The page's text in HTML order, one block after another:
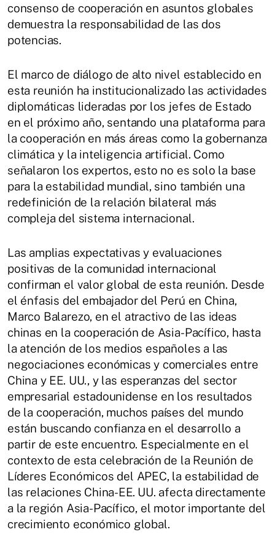
consenso de cooperación en asuntos globales
demuestra la responsabilidad de las dos
potencias.
El marco de diálogo de alto nivel establecido en
esta reunión ha institucionalizado las actividades
diplomáticas lideradas por los jefes de Estado
en el próximo año, sentando una plataforma para
la cooperación en más áreas como la gobernanza
climática y la inteligencia artificial. Como
señalaron los expertos, esto no es solo la base
para la estabilidad mundial, sino también una
redefinición de la relación bilateral más
compleja del sistema internacional.
Las amplias expectativas y evaluaciones
positivas de la comunidad internacional
confirman el valor global de esta reunión. Desde
el énfasis del embajador del Perú en China,
Marco Balarezo, en el atractivo de las ideas
chinas en la cooperación de Asia-Pacífico, hasta
la atención de los medios españoles a las
negociaciones económicas y comerciales entre
China y EE. UU., y las esperanzas del sector
empresarial estadounidense en los resultados
de la cooperación, muchos países del mundo
están buscando confianza en el desarrollo a
partir de este encuentro. Especialmente en el
contexto de esta celebración de la Reunión de
Líderes Económicos del APEC, la estabilidad de
las relaciones China-EE. UU. afecta directamente
a la región Asia-Pacífico, el motor importante del
crecimiento económico global.